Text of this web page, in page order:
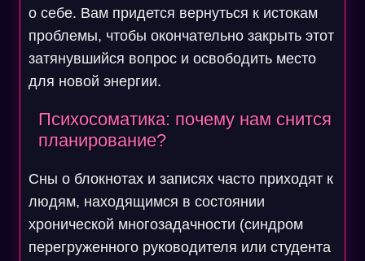
о себе. Вам придется вернуться к истокам
проблемы, чтобы окончательно закрыть этот
затянувшийся вопрос и освободить место
для новой энергии.
Психосоматика: почему нам снится
планирование?
Сны о блокнотах и записях часто приходят к
людям, находящимся в состоянии
хронической многозадачности (синдром
перегруженного руководителя или студента